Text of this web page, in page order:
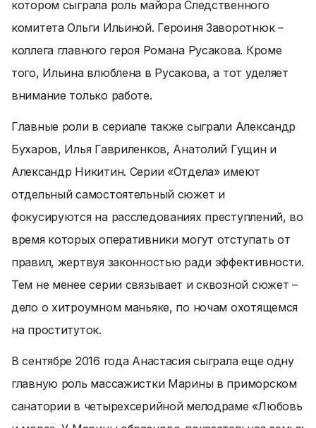
котором сыграла роль майора Следственного
комитета Ольги Ильиной. Героиня Заворотнюк –
коллега главного героя Романа Русакова. Кроме
того, Ильина влюблена в Русакова, а тот уделяет
внимание только работе.
Главные роли в сериале также сыграли Александр
Бухаров, Илья Гавриленков, Анатолий Гущин и
Александр Никитин. Серии «Отдела» имеют
отдельный самостоятельный сюжет и
фокусируются на расследованиях преступлений, во
время которых оперативники могут отступать от
правил, жертвуя законностью ради эффективности.
Тем не менее серии связывает и сквозной сюжет –
дело о хитроумном маньяке, по ночам охотящемся
на проституток.
В сентябре 2016 года Анастасия сыграла еще одну
главную роль массажистки Марины в приморском
санатории в четырехсерийной мелодраме «Любовь